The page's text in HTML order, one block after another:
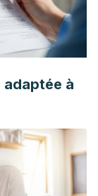
adaptée à